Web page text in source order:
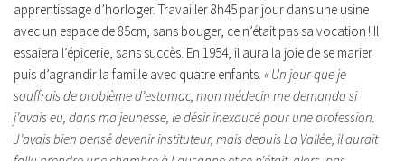
apprentissage d’horloger. Travailler 8h45 par jour dans une usine
avec un espace de 85cm, sans bouger, ce n’était pas sa vocation ! Il
essaiera l’épicerie, sans succès. En 1954, il aura la joie de se marier
puis d’agrandir la famille avec quatre enfants. « Un jour que je
souffrais de problème d’estomac, mon médecin me demanda si
j’avais eu, dans ma jeunesse, le désir inexaucé pour une profession.
J’avais bien pensé devenir instituteur, mais depuis La Vallée, il aurait